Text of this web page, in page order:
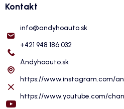
Kontakt
info@andyhoauto.sk
+421 948 186 032
Andyhoauto.sk
https://www.instagram.com/
https://www.youtube.com/